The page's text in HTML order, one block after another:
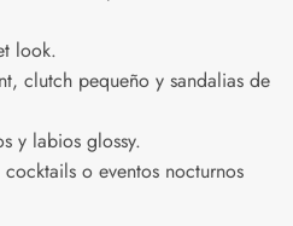
look.
clutch pequeño y sandalias de
y labios glossy.
o eventos nocturnos